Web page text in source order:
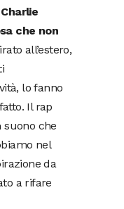
che non
all’estero,
lo fanno
Il rap
suono che
nel
da
a rifare